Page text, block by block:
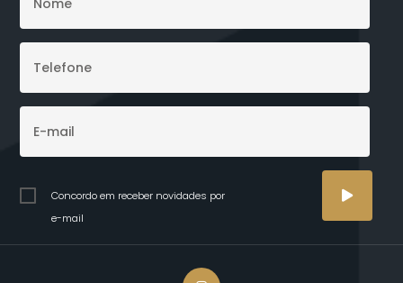
Concordo em receber novidades por
e-mail